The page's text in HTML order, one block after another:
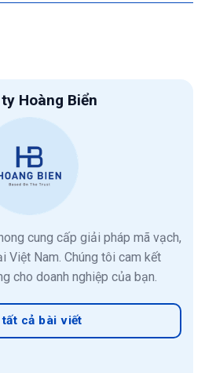
Hoàng Biển
cung cấp giải pháp mã vạch,
Việt Nam. Chúng tôi cam kết
cho doanh nghiệp của bạn.
cả bài viết